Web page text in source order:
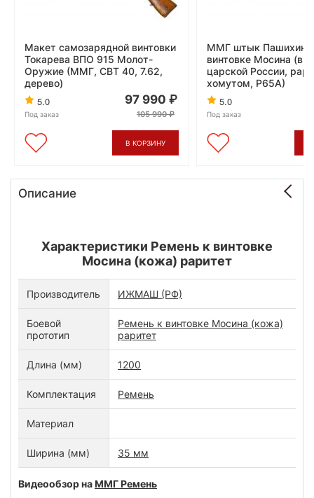
Макет самозарядной винтовки
Токарева ВПО 915 Молот-
Оружие (ММГ, СВТ 40, 7.62,
дерево)
5.0
Под заказ
97 990
105 990
В КОРЗИНУ
ММГ штык Пашихинъ
винтовке Мосина
царской России,
хомутом, Р65А)
5.0
Под заказ
Описание
Характеристики Ремень к винтовке
Мосина (кожа) раритет
Производитель ИЖМАШ (РФ)
Боевой
прототип
Ремень к винтовке Мосина (кожа)
раритет
Длина (мм) 1200
Комплектация Ремень
Материал
Ширина (мм) 35 мм
Видеообзор на ММГ Ремень